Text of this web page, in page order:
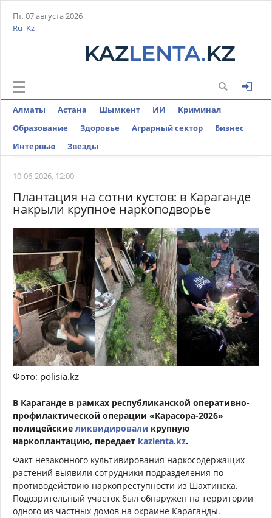
Пт, 07 августа 2026
Ru Kz
Алматы Астана Шымкент ИИ
Криминал
Образование
Здоровье Аграрный сектор
Бизнес
Интервью
Звезды
10-06-2026, 12:00
Плантация на сотни кустов: в Караганде
накрыли крупное наркоподворье
Фото: polisia.kz
В Караганде в рамках республиканской оперативно-
профилактической операции «Карасора-2026»
полицейские ликвидировали крупную
наркоплантацию, передает kazlenta.kz.
Факт незаконного культивирования наркосодержащих
растений выявили сотрудники подразделения по
противодействию наркопреступности из Шахтинска.
Подозрительный участок был обнаружен на территории
одного из частных домов на окраине Караганды.